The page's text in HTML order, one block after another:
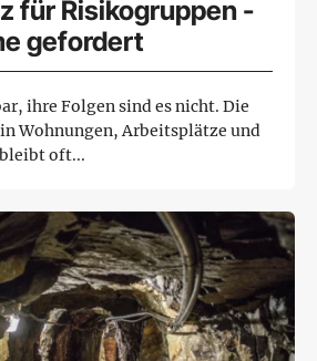
für Risikogruppen -
gefordert
ihre Folgen sind es nicht. Die
Wohnungen, Arbeitsplätze und
oft...